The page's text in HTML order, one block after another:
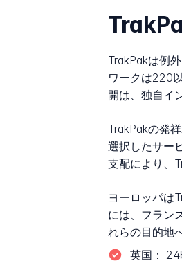
TrakPakは例
ワークは220
開は、独自イ
TrakPakの発
選択したサー
支配により、
ヨーロッパは
には、フラン
れらの目的地
英国：
24